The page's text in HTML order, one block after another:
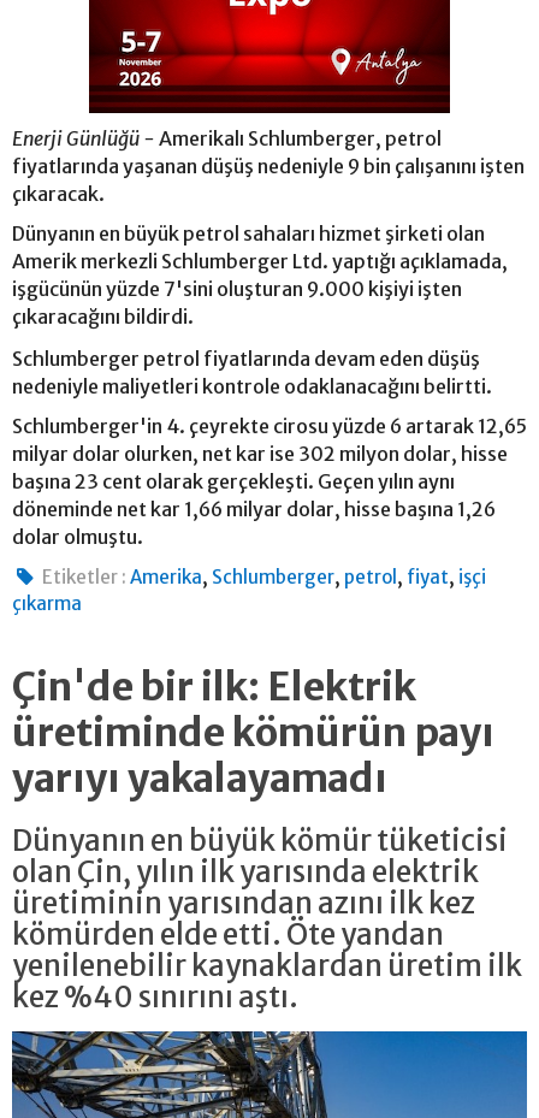
Enerji Günlüğü - Amerikalı Schlumberger, petrol
fiyatlarında yaşanan düşüş nedeniyle 9 bin çalışanını işten
çıkaracak.
Dünyanın en büyük petrol sahaları hizmet şirketi olan
Amerik merkezli Schlumberger Ltd. yaptığı açıklamada,
işgücünün yüzde 7'sini oluşturan 9.000 kişiyi işten
çıkaracağını bildirdi.
Schlumberger petrol fiyatlarında devam eden düşüş
nedeniyle maliyetleri kontrole odaklanacağını belirtti.
Schlumberger'in 4. çeyrekte cirosu yüzde 6 artarak 12,65
milyar dolar olurken, net kar ise 302 milyon dolar, hisse
başına 23 cent olarak gerçekleşti. Geçen yılın aynı
döneminde net kar 1,66 milyar dolar, hisse başına 1,26
dolar olmuştu.
Etiketler : Amerika, Schlumberger, petrol , fiyat, işçi
çıkarma
Çin'de bir ilk: Elektrik
üretiminde kömürün payı
yarıyı yakalayamadı
Dünyanın en büyük kömür tüketicisi
olan Çin, yılın ilk yarısında elektrik
üretiminin yarısından azını ilk kez
kömürden elde etti. Öte yandan
yenilenebilir kaynaklardan üretim ilk
kez %40 sınırını aştı.